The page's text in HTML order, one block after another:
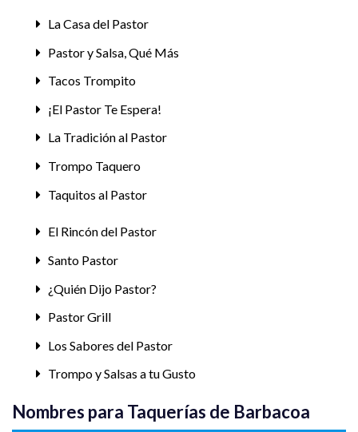
La Casa del Pastor
Pastor y Salsa, Qué Más
Tacos Trompito
¡El Pastor Te Espera!
La Tradición al Pastor
Trompo Taquero
Taquitos al Pastor
El Rincón del Pastor
Santo Pastor
¿Quién Dijo Pastor?
Pastor Grill
Los Sabores del Pastor
Trompo y Salsas a tu Gusto
Nombres para Taquerías de Barbacoa